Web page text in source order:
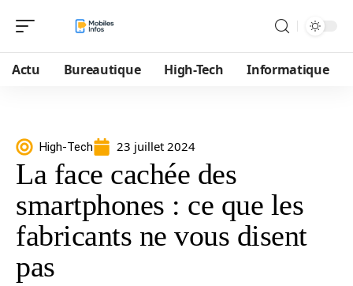
Actu Bureautique High-Tech Informatique
High-Tech 23 juillet 2024
La face cachée des
smartphones : ce que les
fabricants ne vous disent
pas